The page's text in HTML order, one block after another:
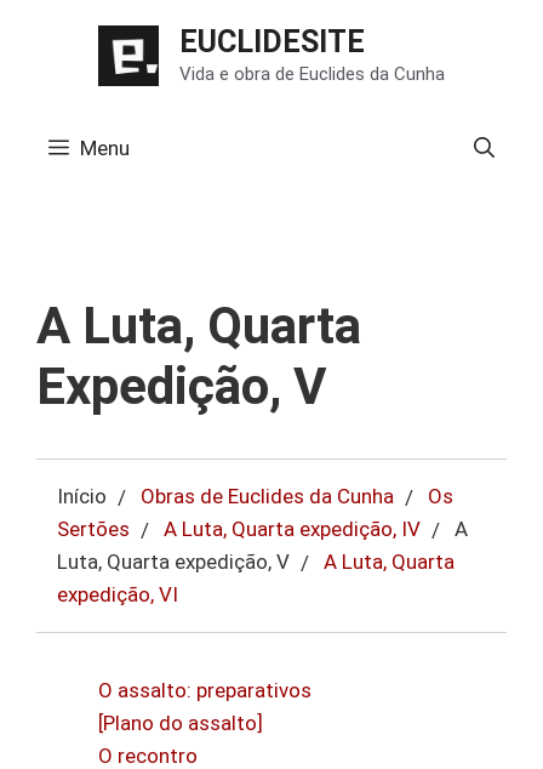
EUCLIDESITE
Vida e obra de Euclides da Cunha
Menu
A Luta, Quarta
Expedição, V
Início Obras de Euclides da Cunha
Os
Sertões
A Luta, Quarta expedição, IV
A
Luta, Quarta expedição, V
A Luta, Quarta
expedição, VI
O assalto: preparativos
[Plano do assalto]
O recontro